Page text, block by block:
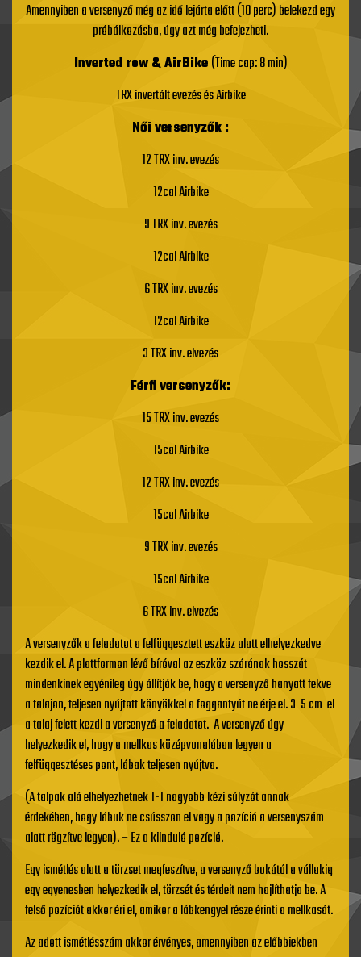
Amennyiben a versenyző még az idő lejárta előtt (10 perc) belekezd egy
próbálkozásba, úgy azt még befejezheti.
Inverted row & AirBike(Time cap: 8 min)
TRX invertált evezés és Airbike
Női versenyzők :
12 TRX inv. evezés
12cal Airbike
9 TRX inv. evezés
12cal Airbike
6 TRX inv. evezés
12cal Airbike
3 TRX inv. elvezés
Férfi versenyzők:
15 TRX inv. evezés
15cal Airbike
12 TRX inv. evezés
15cal Airbike
9 TRX inv. evezés
15cal Airbike
6 TRX inv. elvezés
A versenyzők a feladatot a felfüggesztett eszköz alatt elhelyezkedve
kezdik el. A plattformon lévő bíróval az eszköz szárának hosszát
mindenkinek egyénileg úgy állítják be, hogy a versenyző hanyatt fekve
a talajon, teljesen nyújtott könyökkel a foggantyút ne érje el. 3-5 cm-el
a talaj felett kezdi a versenyző a feladatot. A versenyző úgy
helyezkedik el, hogy a mellkas középvonalában legyen a
felfüggesztéses pont, lábak teljesen nyújtva.
(A talpak alá elhelyezhetnek 1-1 nagyobb kézi súlyzót annak
érdekében, hogy lábuk ne csússzon el vagy a pozíció a versenyszám
alatt rögzítve legyen). – Ez a kiinduló pozíció.
Egy ismétlés alatt a törzset megfeszítve, a versenyző bokától a vállakig
egy egyenesben helyezkedik el, törzsét és térdeit nem hajlíthatja be. A
felső pozíciót akkor éri el, amikor a lábkengyel része érinti a mellkasát.
Az adott ismétlésszám akkor érvényes, amennyiben az előbbiekben